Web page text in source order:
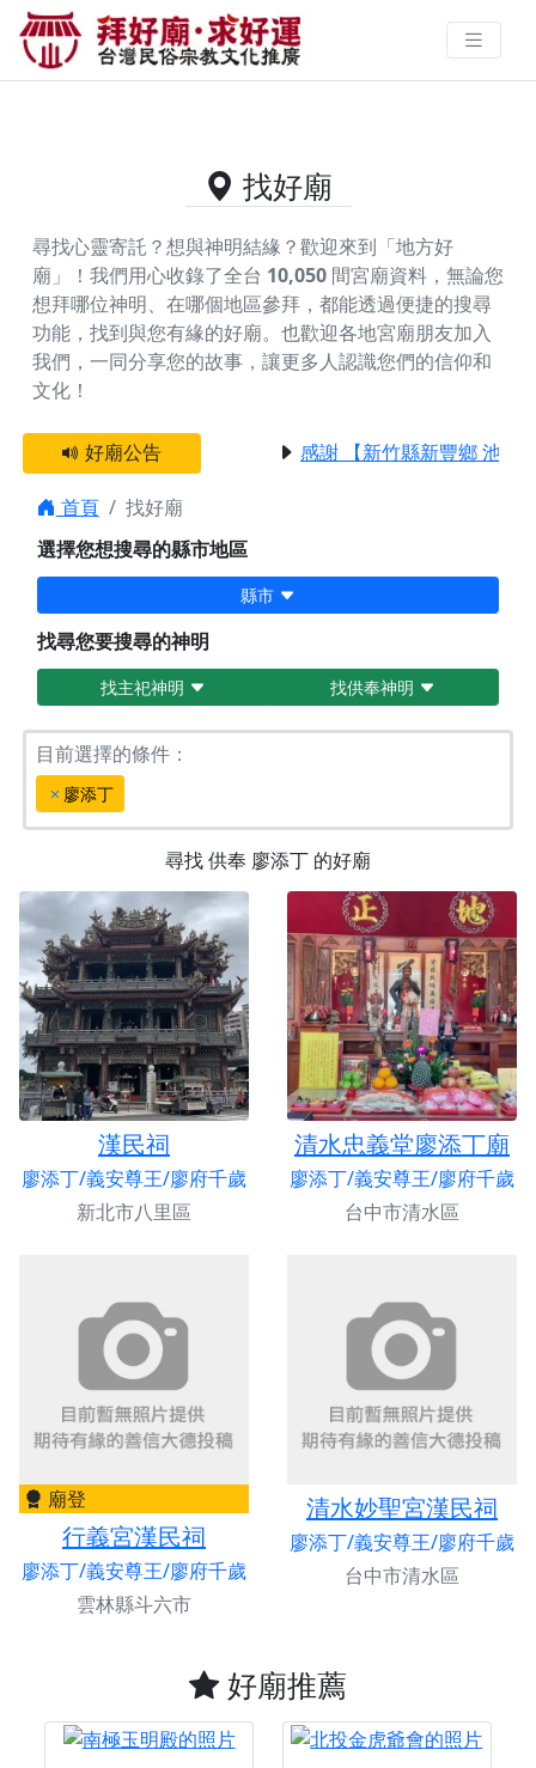
供奉廖添丁的好廟資料｜拜好廟求
好運 找到與您有緣的信仰
找好廟
尋找心靈寄託？想與神明結緣？歡迎來到「地方好
廟」！我們用心收錄了全台 10,050 間宮廟資料，無論您
想拜哪位神明、在哪個地區參拜，都能透過便捷的搜尋
功能，找到與您有緣的好廟。 也歡迎各地宮廟朋友加入
我們，一同分享您的故事，讓更多人認識您們的信仰和
文化！
好廟公告 感謝 【新竹縣新豐鄉 池和
首頁
找好廟
選擇您想搜尋的縣市地區
縣市
找尋您要搜尋的神明
找主祀神明 找供奉神明
目前選擇的條件：
廖添丁
尋找供奉 廖添丁 的好廟
漢民祠
廖添丁/義安尊王/廖府千歲
新北市八里區
清水忠義堂廖添丁廟
廖添丁/義安尊王/廖府千歲
台中市清水區
廟登
行義宮漢民祠
廖添丁/義安尊王/廖府千歲
雲林縣斗六市
清水妙聖宮漢民祠
廖添丁/義安尊王/廖府千歲
台中市清水區
好廟推薦